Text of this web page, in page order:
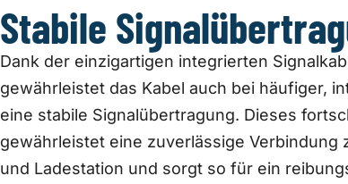
Stabile
Dank der einzigartigen integrierten
gewährleistet das Kabel auch bei häufiger,
eine stabile Signalübertragung. Dieses
gewährleistet eine zuverlässige Verbindung
und Ladestation und sorgt so für ein